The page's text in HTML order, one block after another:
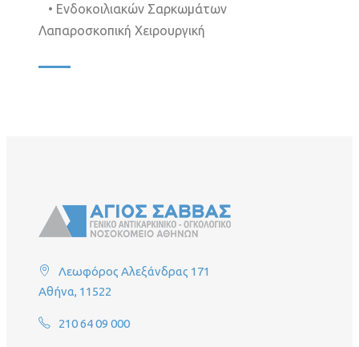
• Ενδοκοιλιακών Σαρκωμάτων
Λαπαροσκοπική Χειρουργική
Λεωφόρος Αλεξάνδρας 171
Αθήνα, 11522
210 64 09 000